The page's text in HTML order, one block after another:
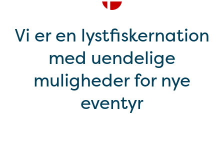
Vi er en lystfiskernation
med uendelige
muligheder for nye
eventyr